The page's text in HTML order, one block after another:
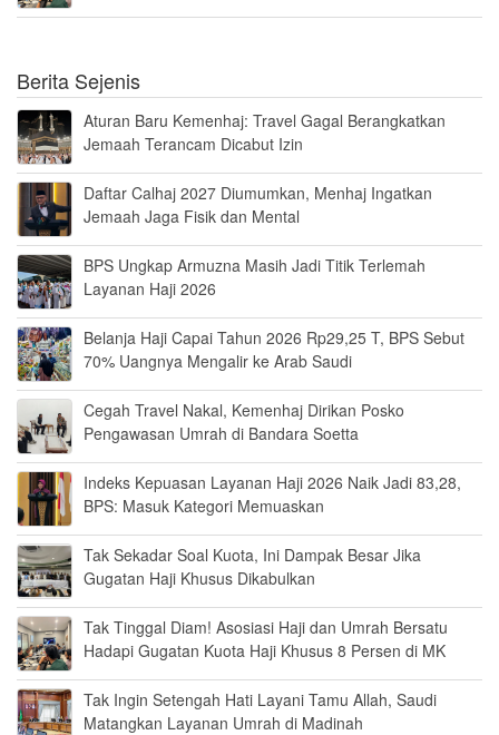
Berita Sejenis
Aturan Baru Kemenhaj: Travel Gagal Berangkatkan
Jemaah Terancam Dicabut Izin
Daftar Calhaj 2027 Diumumkan, Menhaj Ingatkan
Jemaah Jaga Fisik dan Mental
BPS Ungkap Armuzna Masih Jadi Titik Terlemah
Layanan Haji 2026
Belanja Haji Capai Tahun 2026 Rp29,25 T, BPS Sebut
70% Uangnya Mengalir ke Arab Saudi
Cegah Travel Nakal, Kemenhaj Dirikan Posko
Pengawasan Umrah di Bandara Soetta
Indeks Kepuasan Layanan Haji 2026 Naik Jadi 83,28,
BPS: Masuk Kategori Memuaskan
Tak Sekadar Soal Kuota, Ini Dampak Besar Jika
Gugatan Haji Khusus Dikabulkan
Tak Tinggal Diam! Asosiasi Haji dan Umrah Bersatu
Hadapi Gugatan Kuota Haji Khusus 8 Persen di MK
Tak Ingin Setengah Hati Layani Tamu Allah, Saudi
Matangkan Layanan Umrah di Madinah